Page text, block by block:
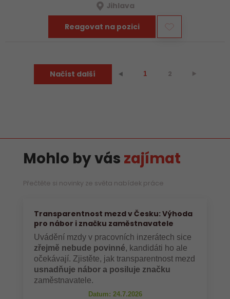
Jihlava
Reagovat na pozici
Načíst další ⯇ 1 2 ⯈
Mohlo by vás zajímat
Přečtěte si novinky ze světa nabídek práce
Transparentnost mezd v Česku: Výhoda
pro nábor i značku zaměstnavatele
Uvádění mzdy v pracovních inzerátech sice
zřejmě nebude povinné, kandidáti ho ale
očekávají. Zjistěte, jak transparentnost mezd
usnadňuje nábor a posiluje značku
zaměstnavatele.
Datum: 24.7.2026